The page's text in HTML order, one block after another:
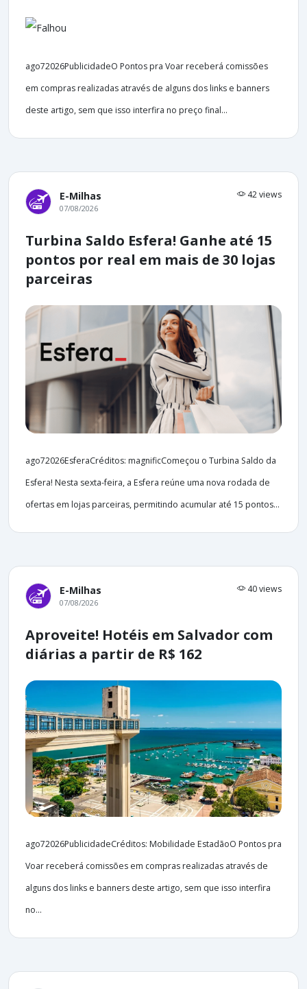
ago72026PublicidadeO Pontos pra Voar receberá comissões
em compras realizadas através de alguns dos links e banners
deste artigo, sem que isso interfira no preço final...
E-Milhas 42 views
07/08/2026
Turbina Saldo Esfera! Ganhe até 15
pontos por real em mais de 30 lojas
parceiras
ago72026EsferaCréditos: magnificComeçou o Turbina Saldo da
Esfera! Nesta sexta-feira, a Esfera reúne uma nova rodada de
ofertas em lojas parceiras, permitindo acumular até 15 pontos...
E-Milhas 40 views
07/08/2026
Aproveite! Hotéis em Salvador com
diárias a partir de R$ 162
ago72026PublicidadeCréditos: Mobilidade EstadãoO Pontos pra
Voar receberá comissões em compras realizadas através de
alguns dos links e banners deste artigo, sem que isso interfira
no...